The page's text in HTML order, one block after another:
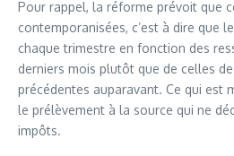
Pour rappel, la réforme prévoit que
contemporanisées, c’est à dire que
chaque trimestre en fonction des
derniers mois plutôt que de celles
précédentes auparavant. Ce qui est
le prélèvement à la source qui ne
impôts.